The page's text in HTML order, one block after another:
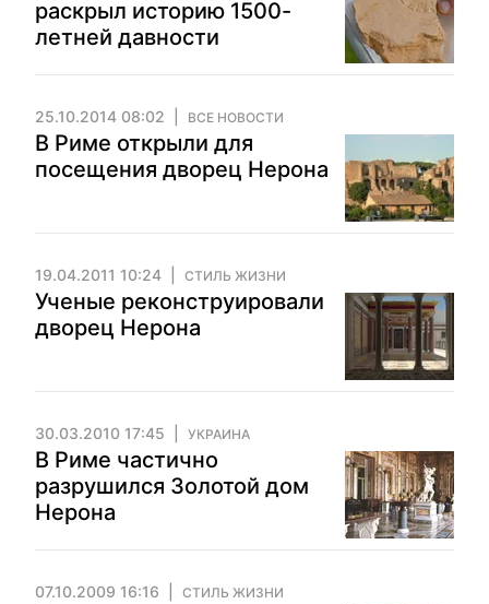
раскрыл историю 1500-
летней давности
25.10.2014 08:02 ВСЕ НОВОСТИ
В Риме открыли для
посещения дворец Нерона
19.04.2011 10:24 СТИЛЬ ЖИЗНИ
Ученые реконструировали
дворец Нерона
30.03.2010 17:45 УКРАИНА
В Риме частично
разрушился Золотой дом
Нерона
07.10.2009 16:16 СТИЛЬ ЖИЗНИ